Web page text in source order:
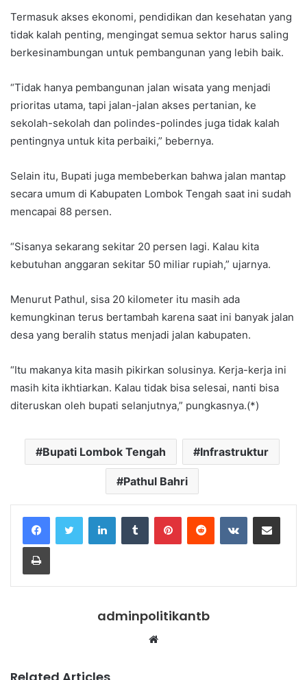
Termasuk akses ekonomi, pendidikan dan kesehatan yang
tidak kalah penting, mengingat semua sektor harus saling
berkesinambungan untuk pembangunan yang lebih baik.
“Tidak hanya pembangunan jalan wisata yang menjadi
prioritas utama, tapi jalan-jalan akses pertanian, ke
sekolah-sekolah dan polindes-polindes juga tidak kalah
pentingnya untuk kita perbaiki,” bebernya.
Selain itu, Bupati juga membeberkan bahwa jalan mantap
secara umum di Kabupaten Lombok Tengah saat ini sudah
mencapai 88 persen.
“Sisanya sekarang sekitar 20 persen lagi. Kalau kita
kebutuhan anggaran sekitar 50 miliar rupiah,” ujarnya.
Menurut Pathul, sisa 20 kilometer itu masih ada
kemungkinan terus bertambah karena saat ini banyak jalan
desa yang beralih status menjadi jalan kabupaten.
“Itu makanya kita masih pikirkan solusinya. Kerja-kerja ini
masih kita ikhtiarkan. Kalau tidak bisa selesai, nanti bisa
diteruskan oleh bupati selanjutnya,” pungkasnya.(*)
Bupati Lombok Tengah Infrastruktur
Pathul Bahri
LinkedInTumblr PinterestReddit VKontakteShare via Email
Print
adminpolitikantb
Website